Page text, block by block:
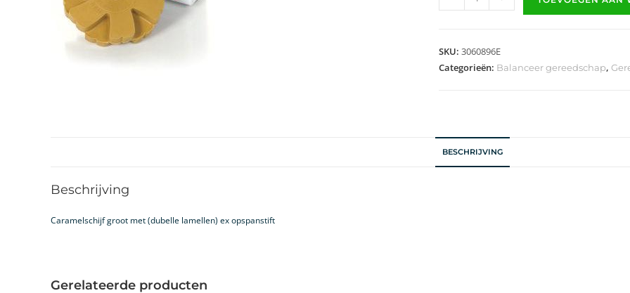
SKU: 3060896E
Categorieën: Balanceer gereedschap,
BESCHRIJVING
Beschrijving
Caramelschijf groot met (dubelle lamellen) ex opspanstift
Gerelateerde producten